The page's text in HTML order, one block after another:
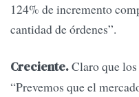
124% de incremento
cantidad de órdenes”.
Creciente.Claro que
“Prevemos que el